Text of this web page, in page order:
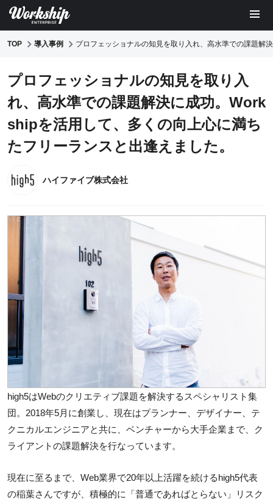
TOP 導入事例 プロフェッショナルの知見を取り入れ、高水準での課題解
プロフェッショナルの知見を取り入
れ、高水準での課題解決に成功。Work
shipを活用して、多くの向上心に満ち
たフリーランスと出逢えました。
ハイファイブ株式会社
high5はWebのクリエティブ課題を解決するスペシャリスト集
団。2018年5月に創業し、現在はプランナー、デザイナー、テ
クニカルエンジニアと共に、ベンチャーから大手企業まで、ク
ライアントの課題解決を行なっています。
現在に至るまで、Web業界で20年以上活躍を続けるhigh5代表
の稲葉さんですが、積極的に「普通であればとらない」リスク